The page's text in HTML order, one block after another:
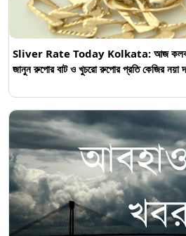
Sliver Rate Today Kolkata: আজ
জানুন রুপোর বাট ও খুচরো রুপোর প্রতি কেজির নয়া